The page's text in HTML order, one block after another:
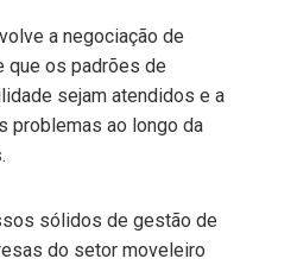
a negociação de
que os padrões de
sejam atendidos e a
problemas ao longo da
sólidos de gestão de
do setor moveleiro